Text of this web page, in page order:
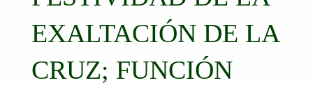
EXALTACIÓN DE LA
CRUZ; FUNCIÓN